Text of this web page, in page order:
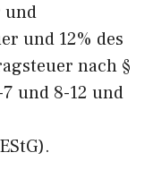
und
und 12% des
nach §
7 und 8-12 und